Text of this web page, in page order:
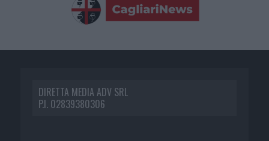
DIRETTA MEDIA ADV SRL
P.I. 02839380306